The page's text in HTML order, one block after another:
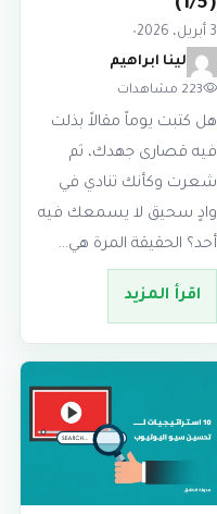
(1/5)
3 أبريل، 2026
•
لينا ابراهيم
223 مشاهدات
هل كتبت يوماً مقالاً بذلت
فيه قصارى جهدك، ثم
شعرت وكأنك تنادي في
وادٍ سحيق لا يسمعك فيه
أحد؟ الحقيقة المرة هي…
اقرأ المزيد